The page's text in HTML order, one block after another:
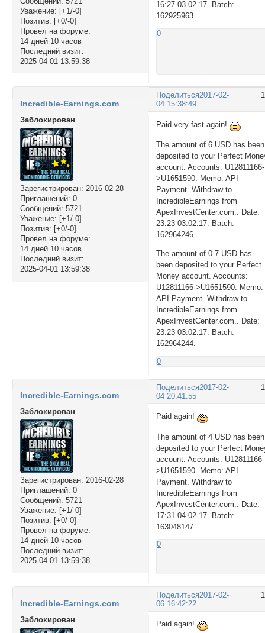
Уважение: [+1/-0]
Позитив: [+0/-0]
Провел на форуме:
14 дней 10 часов
Последний визит:
2025-04-01 13:59:38
16:27 03.02.17. Batch:
162925963.
0
Поделиться2017-02-
04 15:38:49
Incredible-Earnings.com
Заблокирован
Зарегистрирован: 2016-02-28
Приглашений: 0
Сообщений: 5721
Уважение: [+1/-0]
Позитив: [+0/-0]
Провел на форуме:
14 дней 10 часов
Последний визит:
2025-04-01 13:59:38
Paid very fast again!
The amount of 6 USD has been
deposited to your Perfect
account. Accounts: U12811166-
>U1651590. Memo: API
Payment. Withdraw to
IncredibleEarnings from
ApexInvestCenter.com.. Date:
23:23 03.02.17. Batch:
162964246.
The amount of 0.7 USD has
been deposited to your Perfect
Money account. Accounts:
U12811166->U1651590. Memo:
API Payment. Withdraw to
IncredibleEarnings from
ApexInvestCenter.com.. Date:
23:23 03.02.17. Batch:
162964244.
0
Поделиться2017-02-
04 20:41:55
Incredible-Earnings.com
Заблокирован
Зарегистрирован: 2016-02-28
Приглашений: 0
Сообщений: 5721
Уважение: [+1/-0]
Позитив: [+0/-0]
Провел на форуме:
14 дней 10 часов
Последний визит:
2025-04-01 13:59:38
Paid again!
The amount of 4 USD has been
deposited to your Perfect
account. Accounts: U12811166-
>U1651590. Memo: API
Payment. Withdraw to
IncredibleEarnings from
ApexInvestCenter.com.. Date:
17:31 04.02.17. Batch:
163048147.
0
Поделиться2017-02-
06 16:42:22
Incredible-Earnings.com
Заблокирован
Paid again!